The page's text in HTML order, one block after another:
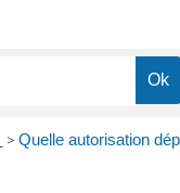
> Quelle autorisation